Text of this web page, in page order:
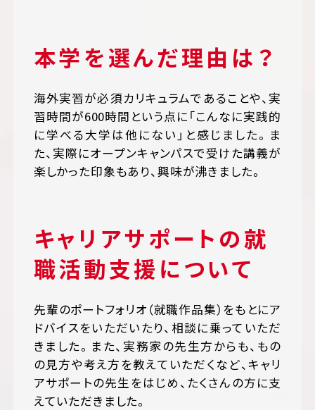
本学を選んだ理由は？
海外実習が必須カリキュラムであることや、実
習時間が600時間という点に「こんなに実践的
に学べる大学は他にない」と感じました。ま
た、実際にオープンキャンパスで受けた講義が
楽しかった印象もあり、興味が沸きました。
キャリアサポートの就
職活動支援について
先輩のポートフォリオ（就職作品集）をもとにア
ドバイスをいただいたり、相談に乗っていただ
きました。また、実務家の先生方からも、もの
の見方や考え方を教えていただくなど、キャリ
アサポートの先生をはじめ、たくさんの方に支
えていただきました。